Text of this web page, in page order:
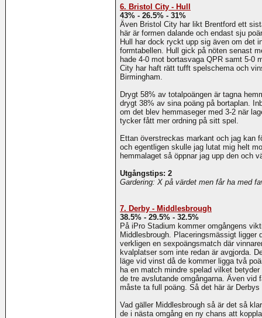
6. Bristol City - Hull
43% - 26.5% - 31%
Även Bristol City har likt Brentford ett
här är formen dalande och endast sju
Hull har dock ryckt upp sig även om det
formtabellen. Hull gick på nöten senast
hade 4-0 mot bortasvaga QPR samt 5-0
City har haft rätt tufft spelschema och
Birmingham.
Drygt 58% av totalpoängen är tagna
drygt 38% av sina poäng på bortaplan.
om det blev hemmaseger med 3-2 när
tycker fått mer ordning på sitt spel.
Ettan överstreckas markant och jag kan
och egentligen skulle jag lutat mig helt
hemmalaget så öppnar jag upp den och
Utgångstips: 2
Gardering: X på värdet men får ha med
7. Derby - Middlesbrough
38.5% - 29.5% - 32.5%
På iPro Stadium kommer omgångens
Middlesbrough. Placeringsmässigt
verkligen en sexpoängsmatch där
kvalplatser som inte redan är avgjorda.
läge vid vinst då de kommer ligga två
ha en match mindre spelad vilket
de tre avslutande omgångarna. Även vid
måste ta full poäng. Så det här är
Vad gäller Middlesbrough så är det så
de i nästa omgång en ny chans att